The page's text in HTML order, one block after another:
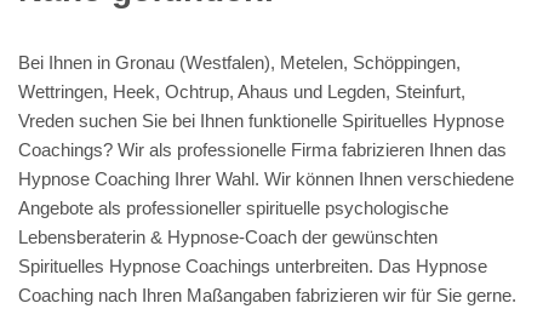
Bei Ihnen in Gronau (Westfalen), Metelen, Schöppingen,
Wettringen, Heek, Ochtrup, Ahaus und Legden, Steinfurt,
Vreden suchen Sie bei Ihnen funktionelle Spirituelles Hypnose
Coachings? Wir als professionelle Firma fabrizieren Ihnen das
Hypnose Coaching Ihrer Wahl. Wir können Ihnen verschiedene
Angebote als professioneller spirituelle psychologische
Lebensberaterin & Hypnose-Coach der gewünschten
Spirituelles Hypnose Coachings unterbreiten. Das Hypnose
Coaching nach Ihren Maßangaben fabrizieren wir für Sie gerne.